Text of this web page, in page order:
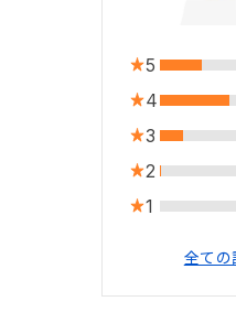
5
4
3
2
1
全ての